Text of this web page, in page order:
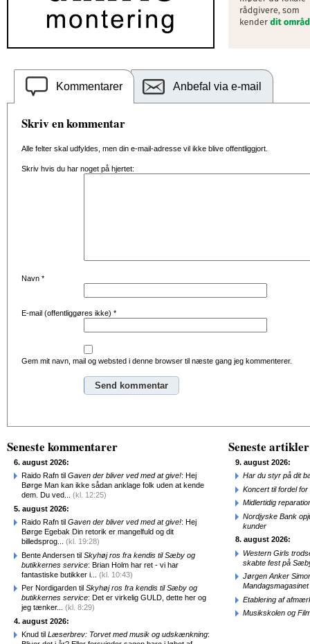
Kommentarer Anbefal via e-mail
Skriv en kommentar
Alle felter skal udfyldes, men din e-mail-adresse vil ikke blive offentliggjort.
Skriv hvis du har noget på hjertet:
Navn *
E-mail (offentliggøres ikke) *
Gem mit navn, mail og websted i denne browser til næste gang jeg kommenterer.
Seneste kommentarer
6. august 2026:
Raido Rafn til Gaven der bliver ved med at give!: Hej
Børge Man kan ikke sådan anklage folk uden at kende
dem. Du ved... (kl. 12:25)
5. august 2026:
Raido Rafn til Gaven der bliver ved med at give!: Hej
Børge Egebak Din retorik er mangelfuld og dit
billedsprog... (kl. 19:28)
Bente Andersen til Skyhøj ros fra kendis til Sæby og
butikkernes service: Brian Holm har ret - vi har
fantastiske butikker i... (kl. 10:43)
Per Nordigarden til Skyhøj ros fra kendis til Sæby og
butikkernes service: Det er virkelig GULD, dette her og
jeg tænker... (kl. 8:29)
4. august 2026:
Knud til Læserbrev: Torvet med musik og udskænkning:
Seneste artikler
9. august 2026:
Har du styr på dit
Koncert til fordel
Midlertidig
Nordjyske Bank
kunder
8. august 2026:
Western Girls
skabte fest på
Jørgen Anker
Mandagsmagasinet
Etablering af
Musikskolen og